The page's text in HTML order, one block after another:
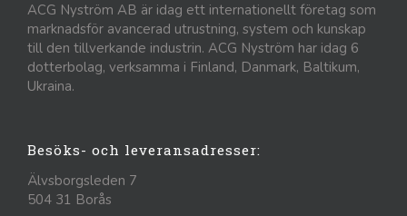
ACG Nyström AB är idag ett internationellt företag som
marknadsför avancerad utrustning, system och kunskap
till den tillverkande industrin. ACG Nyström har idag 6
dotterbolag, verksamma i Finland, Danmark, Baltikum,
Ukraina.
Besöks- och leveransadresser:
Älvsborgsleden 7
504 31 Borås